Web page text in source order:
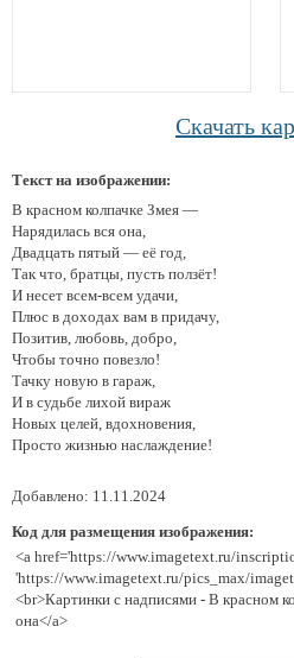
Скачать
Текст на изображении:
В красном колпачке Змея —
Нарядилась вся она,
Двадцать пятый — её год,
Так что, братцы, пусть ползёт!
И несет всем-всем удачи,
Плюс в доходах вам в придачу,
Позитив, любовь, добро,
Чтобы точно повезло!
Тачку новую в гараж,
И в судьбе лихой вираж
Новых целей, вдохновения,
Просто жизнью наслаждение!
Добавлено: 11.11.2024
Код для размещения изображения:
<a href='https://www.imagetext.ru/
'https://www.imagetext.ru/pics_max/
<br>Картинки с надписями - В красном
она</a>